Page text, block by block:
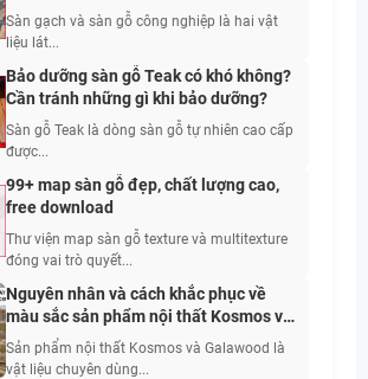
giác sử dụng
Sàn gạch và sàn gỗ công nghiệp là hai vật
liệu lát...
Bảo dưỡng sàn gỗ Teak có khó không?
Cần tránh những gì khi bảo dưỡng?
Sàn gỗ Teak là dòng sàn gỗ tự nhiên cao cấp
được...
99+ map sàn gỗ đẹp, chất lượng cao,
free download
Thư viện map sàn gỗ texture và multitexture
đóng vai trò quyết...
Nguyên nhân và cách khắc phục về
màu sắc sản phẩm nội thất Kosmos và
Galawood
Sản phẩm nội thất Kosmos và Galawood là
vật liệu chuyên dùng...